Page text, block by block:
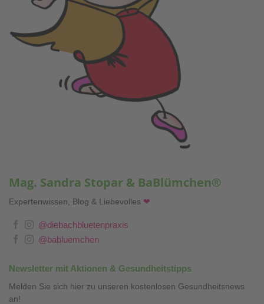
Mag. Sandra Stopar & BaBlümchen®
Expertenwissen, Blog & Liebevolles ❤
@diebachbluetenpraxis
@babluemchen
Newsletter mit Aktionen & Gesundheitstipps
Melden Sie sich hier zu unseren kostenlosen Gesundheitsnews
an!